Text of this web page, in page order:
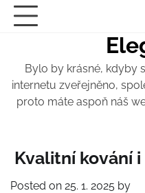
Skip
Bylo by krásné, kdyby
internetu zveřejněno,
proto máte aspoň náš
Kvalitní kování
Posted on 25. 1. 2025 by